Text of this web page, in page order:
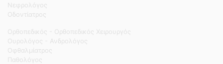
Νεφρολόγος
Οδοντίατρος
Ορθοπεδικός - Ορθοπεδικός Χειρουργός
Ουρολόγος - Ανδρολόγος
Οφθαλμίατρος
Παθολόγος